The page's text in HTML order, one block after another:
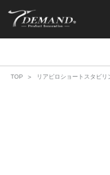
TOP リアピロショートスタビ